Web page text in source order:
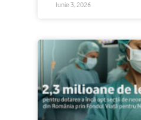
Iunie 3, 2026